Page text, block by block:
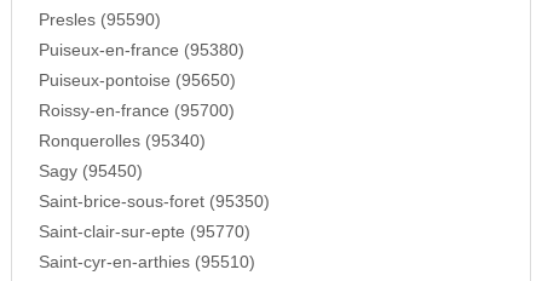
Presles (95590)
Puiseux-en-france (95380)
Puiseux-pontoise (95650)
Roissy-en-france (95700)
Ronquerolles (95340)
Sagy (95450)
Saint-brice-sous-foret (95350)
Saint-clair-sur-epte (95770)
Saint-cyr-en-arthies (95510)